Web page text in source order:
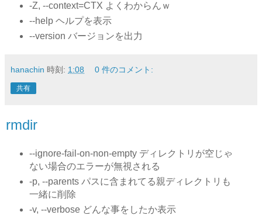
-Z, --context=CTX よくわからんｗ
--help ヘルプを表示
--version バージョンを出力
hanachin 時刻: 1:08 0 件のコメント:
共有
rmdir
--ignore-fail-on-non-empty ディレクトリが空じゃ
ない場合のエラーが無視される
-p, --parents パスに含まれてる親ディレクトリも
一緒に削除
-v, --verbose どんな事をしたか表示